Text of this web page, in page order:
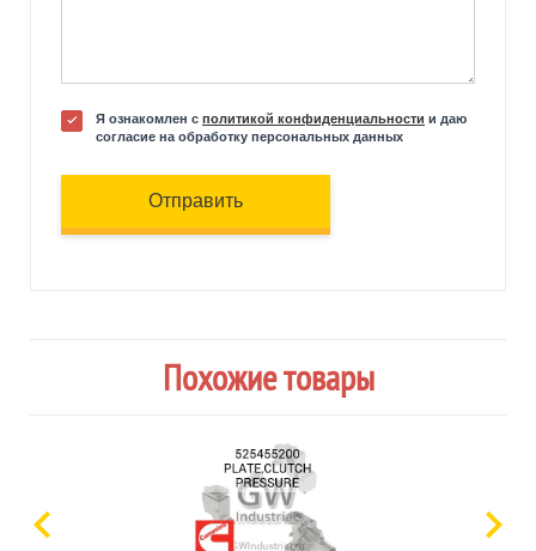
Я ознакомлен с политикой конфиденциальности и даю
согласие на обработку персональных данных
Отправить
Похожие товары